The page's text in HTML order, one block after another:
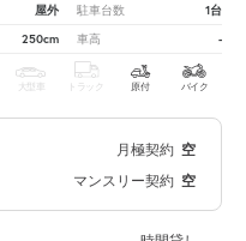
屋外 駐車台数 1台
250cm 車高 -
大型車 トラック 原付 バイク
月極契約 空
マンスリー契約 空